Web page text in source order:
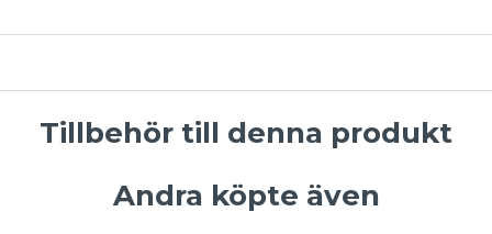
Tillbehör till denna produkt
Andra köpte även